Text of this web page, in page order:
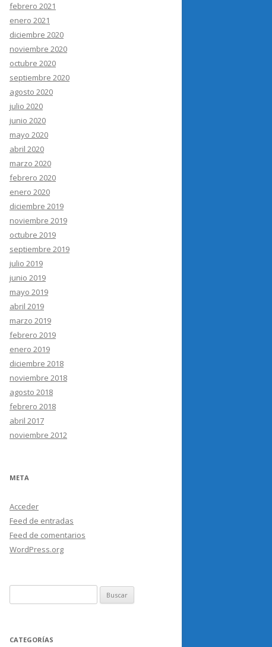
febrero 2021
enero 2021
diciembre 2020
noviembre 2020
octubre 2020
septiembre 2020
agosto 2020
julio 2020
junio 2020
mayo 2020
abril 2020
marzo 2020
febrero 2020
enero 2020
diciembre 2019
noviembre 2019
octubre 2019
septiembre 2019
julio 2019
junio 2019
mayo 2019
abril 2019
marzo 2019
febrero 2019
enero 2019
diciembre 2018
noviembre 2018
agosto 2018
febrero 2018
abril 2017
noviembre 2012
META
Acceder
Feed de entradas
Feed de comentarios
WordPress.org
CATEGORÍAS